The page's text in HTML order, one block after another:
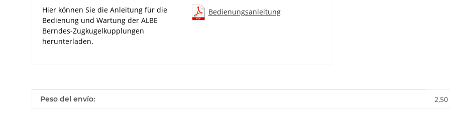
Hier können Sie die Anleitung für die
Bedienung und Wartung der ALBE
Berndes-Zugkugelkupplungen
herunterladen.
Bedienungsanleitung
#productDetails.itemInformation#
#productDetails.itemValue#
Peso del envío: 2,50